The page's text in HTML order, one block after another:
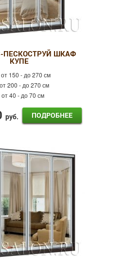
ПЕСКОСТРУЙ ШКАФ
КУПЕ
от 150 - до 270 см
от 200 - до 270 см
от 40 - до 70 см
руб. ПОДРОБНЕЕ